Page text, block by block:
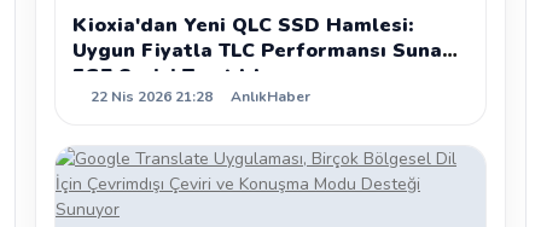
Kioxia'dan Yeni QLC SSD Hamlesi:
Uygun Fiyatla TLC Performansı Sunan
EG7 Serisi Tanıtıldı
22 Nis 2026 21:28 AnlıkHaber